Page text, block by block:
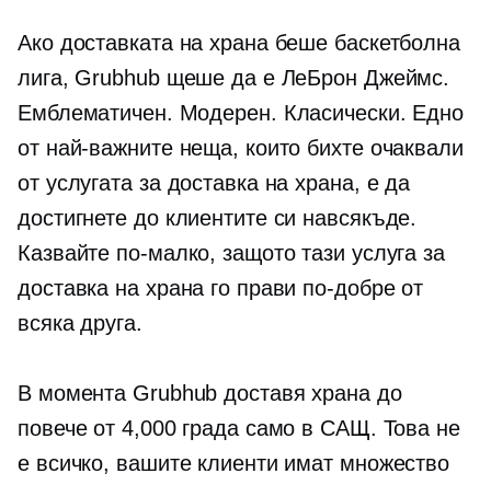
Ако доставката на храна беше баскетболна
лига, Grubhub щеше да е ЛеБрон Джеймс.
Емблематичен. Модерен. Класически. Едно
от най-важните неща, които бихте очаквали
от услугата за доставка на храна, е да
достигнете до клиентите си навсякъде.
Казвайте по-малко, защото тази услуга за
доставка на храна го прави по-добре от
всяка друга.
В момента Grubhub доставя храна до
повече от 4,000 града само в САЩ. Това не
е всичко, вашите клиенти имат множество